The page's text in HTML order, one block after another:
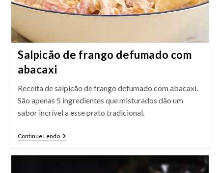
Salpicão de frango defumado com
abacaxi
Receita de salpicão de frango defumado com abacaxi.
São apenas 5 ingredientes que misturados dão um
sabor incrível a esse prato tradicional.
Continue LendoSalpicão
De